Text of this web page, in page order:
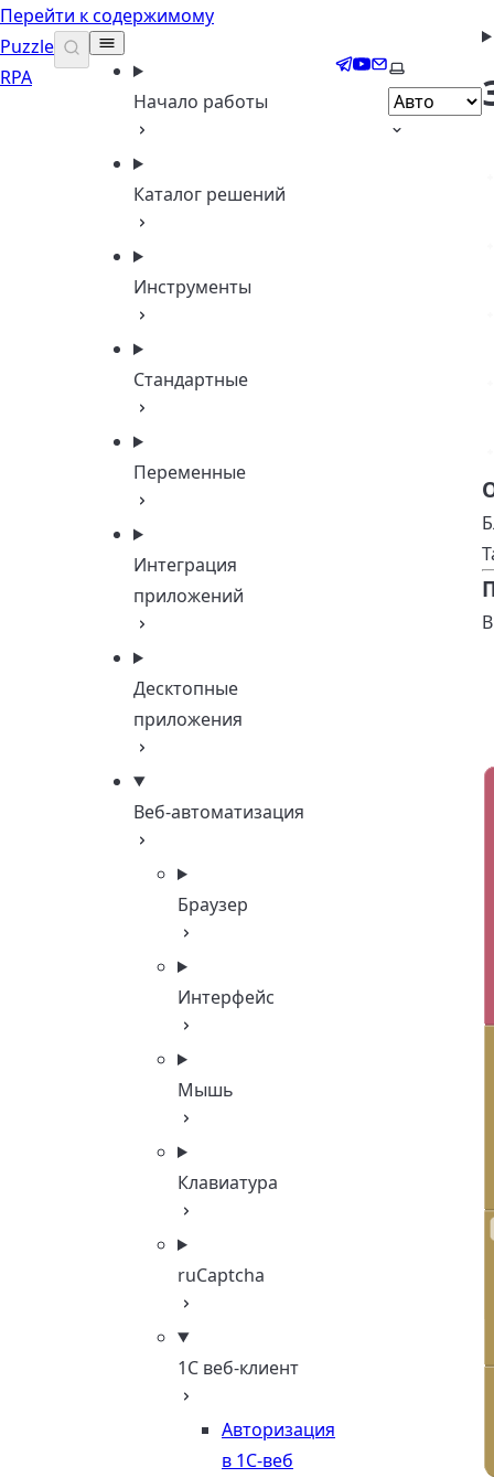
Перейти к содержимому
Puzzle
RPA
Начало работы
Каталог решений
Инструменты
Стандартные
Переменные
Интеграция
приложений
Десктопные
приложения
Веб-автоматизация
Браузер
Интерфейс
Мышь
Клавиатура
ruCaptcha
1C веб-клиент
Авторизация
в 1С-веб
Telegram
YouTube
EmailВыберите